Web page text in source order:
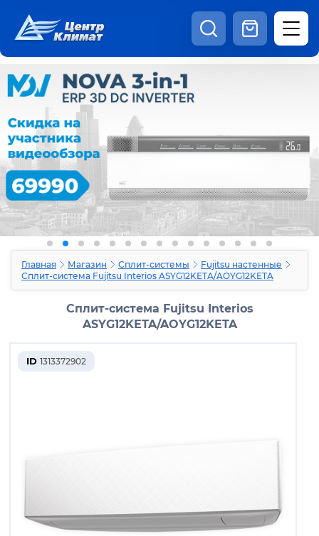
Каталог
Статьи
Наши работы Отзывы
Доставка и оплата Оферта
Контакты
8:00 - 20:00 Шоурум
Главная Магазин Сплит-системы
Fujitsu настенные
Сплит-система Fujitsu Interios ASYG12KETA/AOYG12KETA
Сплит-система Fujitsu Interios
ASYG12KETA/AOYG12KETA
ID 1313372902